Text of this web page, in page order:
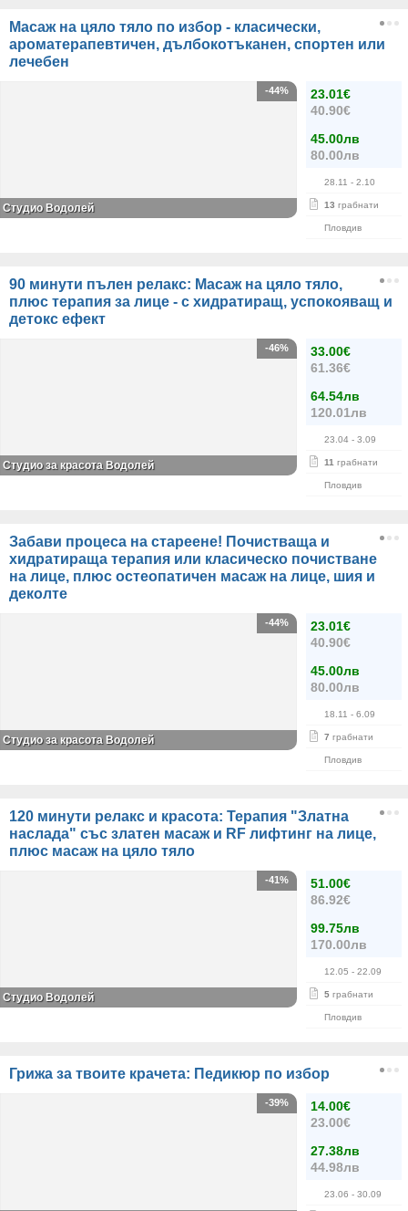
Масаж на цяло тяло по избор - класически,
ароматерапевтичен, дълбокотъканен, спортен или
лечебен
23.01€
40.90€
45.00лв
80.00лв
28.11 - 2.10
13 грабнати
Пловдив
-44%
Студио Водолей
90 минути пълен релакс: Масаж на цяло тяло,
плюс терапия за лице - с хидратиращ, успокояващ и
детокс ефект
33.00€
61.36€
64.54лв
120.01лв
23.04 - 3.09
11 грабнати
Пловдив
-46%
Студио за красота Водолей
Забави процеса на стареене! Почистваща и
хидратираща терапия или класическо почистване
на лице, плюс остеопатичен масаж на лице, шия и
деколте
23.01€
40.90€
45.00лв
80.00лв
18.11 - 6.09
7 грабнати
Пловдив
-44%
Студио за красота Водолей
120 минути релакс и красота: Терапия "Златна
наслада" със златен масаж и RF лифтинг на лице,
плюс масаж на цяло тяло
51.00€
86.92€
99.75лв
170.00лв
12.05 - 22.09
5 грабнати
Пловдив
-41%
Студио Водолей
Грижа за твоите крачета: Педикюр по избор
14.00€
23.00€
27.38лв
44.98лв
23.06 - 30.09
-39%